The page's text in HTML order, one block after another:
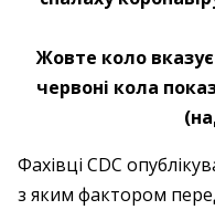
Жовте коло вказує
червоні кола
Фахівці CDC
з яким фактором